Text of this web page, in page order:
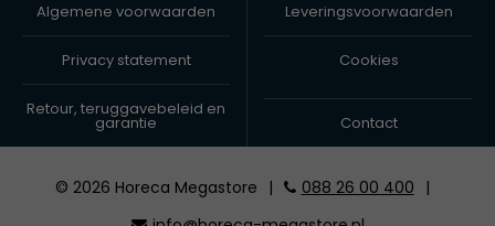
Algemene voorwaarden Leveringsvoorwaarden
Privacy statement Cookies
Retour, teruggavebeleid en
garantie Contact
© 2026 Horeca Megastore | 088 26 00 400
|